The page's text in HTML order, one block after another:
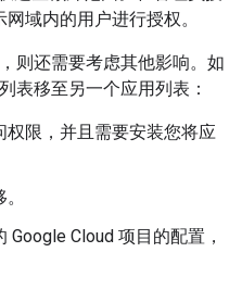
域内的用户进行授权。
则还需要考虑其他影响。如
表移至另一个应用列表：
限，并且需要安装您将应
Cloud 项目的配置，